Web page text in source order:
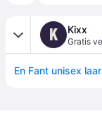
K Kixx
Gratis
En Fant unisex